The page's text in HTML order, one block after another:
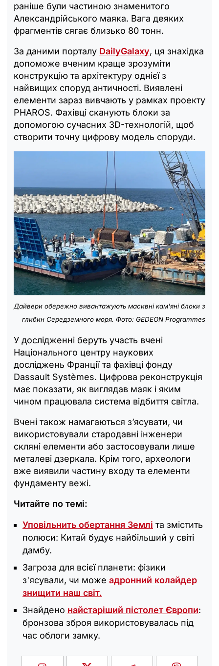
раніше були частиною знаменитого
Александрійського маяка. Вага деяких
фрагментів сягає близько 80 тонн.
За даними порталу DailyGalaxy, ця знахідка
допоможе вченим краще зрозуміти
конструкцію та архітектуру однієї з
найвищих споруд античності. Виявлені
елементи зараз вивчають у рамках проекту
PHAROS. Фахівці сканують блоки за
допомогою сучасних 3D-технологій, щоб
створити точну цифрову модель споруди.
Дайвери обережно вивантажують масивні кам'яні блоки з
глибин Середземного моря. Фото: GEDEON Programmes
У дослідженні беруть участь вчені
Національного центру наукових
досліджень Франції та фахівці фонду
Dassault Systèmes. Цифрова реконструкція
має показати, як виглядав маяк і яким
чином працювала система відбиття світла.
Вчені також намагаються з’ясувати, чи
використовували стародавні інженери
скляні елементи або застосовували лише
металеві дзеркала. Крім того, археологи
вже виявили частину входу та елементи
фундаменту вежі.
Читайте по темі:
Уповільнить обертання Землі та змістить
полюси: Китай будує найбільший у світі
дамбу.
Загроза для всієї планети: фізики
з'ясували, чи може адронний колайдер
знищити наш світ.
Знайдено найстаріший пістолет Європи:
бронзова зброя використовувалась під
час облоги замку.